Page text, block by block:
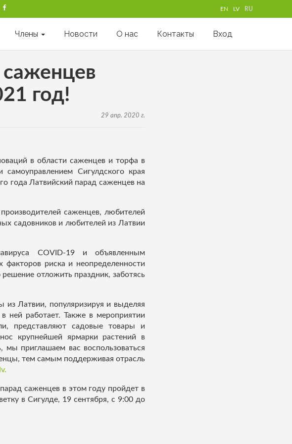
EN LV RU
Члены Новости О нас Контакты Вход
год!
29 апр. 2020 г.
в области саженцев и торфа в
Сигулдского края
года Латвийский парад саженцев на
саженцев, любителей
садовников и любителей из Латвии
COVID-19 и объявленным
риска и неопределенности
отложить праздник, заботясь
из Латвии, популяризируя и выделяя
ней работает. Также в мероприятии
представляют садовые товары и
крупнейшей ярмарки растений в
мы приглашаем вас воспользоваться
тем самым поддерживая отрасль
саженцев в этом году пройдет в
в Сигулде, 19 сентября, с 9:00 до